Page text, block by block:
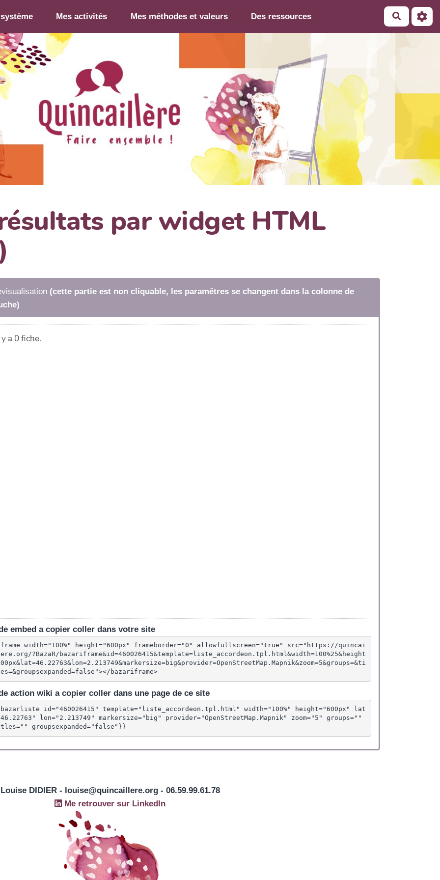
Mes activités Mes méthodes et valeurs Des ressources
par widget HTML
(cette partie est non cliquable, les paramêtres se changent dans la colonne de
embed a copier coller dans votre site
width="100%" height="600px" frameborder="0" allowfullscreen="true" src="https://quincai
?BazaR/bazariframe&id=460026415&template=liste_accordeon.tpl.html&width=100%25&height
bazariframe>
action wiki a copier coller dans une page de ce site
id="460026415" template="liste_accordeon.tpl.html" width="100%" height="600px" lat
lon="2.213749" markersize="big" provider="OpenStreetMap.Mapnik" zoom="5" groups=""
groupsexpanded="false"}}
Louise DIDIER - louise@quincaillere.org - 06.59.99.61.78
Me retrouver sur LinkedIn